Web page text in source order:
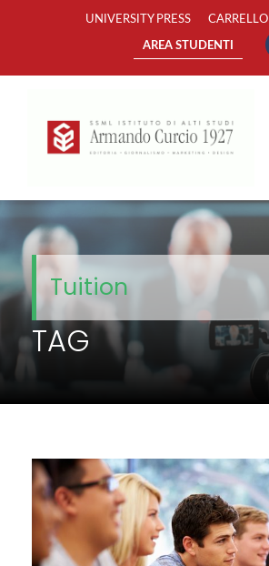
UNIVERSITY PRESS CARRELLO
AREA STUDENTI
Tuition
TAG